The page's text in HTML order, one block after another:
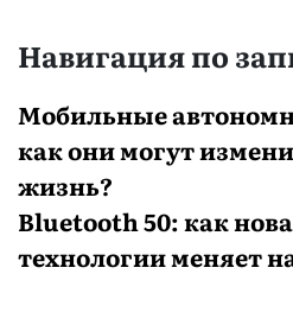
Навигация по
Мобильные
как они могут
жизнь?
Bluetooth 50: как
технологии меняет